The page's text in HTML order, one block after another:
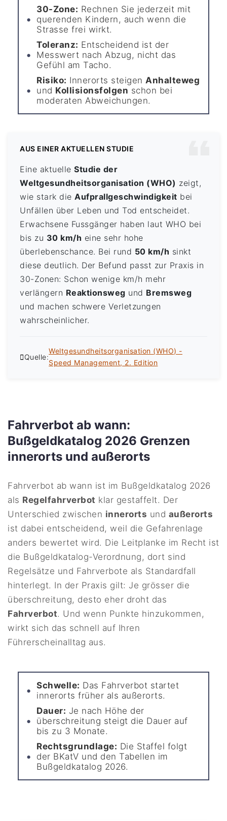
30-Zone: Rechnen Sie jederzeit mit
querenden Kindern, auch wenn die
Strasse frei wirkt.
Toleranz: Entscheidend ist der
Messwert nach Abzug, nicht das
Gefühl am Tacho.
Risiko: Innerorts steigenAnhalteweg
und Kollisionsfolgen schon bei
moderaten Abweichungen.
AUS EINER AKTUELLEN STUDIE
Eine aktuelleStudie der
Weltgesundheitsorganisation (WHO) zeigt,
wie stark dieAufprallgeschwindigkeit bei
Unfällen über Leben und Tod entscheidet.
Erwachsene Fussgänger haben laut WHO bei
bis zu 30 km/h eine sehr hohe
überlebenschance. Bei rund 50 km/h sinkt
diese deutlich. Der Befund passt zur Praxis in
30-Zonen: Schon wenige km/h mehr
verlängern Reaktionsweg und Bremsweg
und machen schwere Verletzungen
wahrscheinlicher.
Quelle:
Weltgesundheitsorganisation (WHO) -
Speed Management, 2. Edition
Fahrverbot ab wann:
Bußgeldkatalog 2026 Grenzen
innerorts und außerorts
Fahrverbot ab wann ist im Bußgeldkatalog 2026
als Regelfahrverbot klar gestaffelt. Der
Unterschied zwischen innerorts und außerorts
ist dabei entscheidend, weil die Gefahrenlage
anders bewertet wird. Die Leitplanke im Recht ist
die Bußgeldkatalog-Verordnung, dort sind
Regelsätze und Fahrverbote als Standardfall
hinterlegt. In der Praxis gilt: Je grösser die
überschreitung, desto eher droht das
Fahrverbot. Und wenn Punkte hinzukommen,
wirkt sich das schnell auf Ihren
Führerscheinalltag aus.
Schwelle: Das Fahrverbot startet
innerorts früher als außerorts.
Dauer: Je nach Höhe der
überschreitung steigt die Dauer auf
bis zu 3 Monate.
Rechtsgrundlage: Die Staffel folgt
der BKatV und den Tabellen im
Bußgeldkatalog 2026.